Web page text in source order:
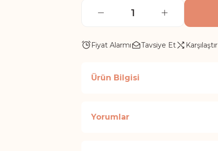
Fiyat Alarmı Tavsiye Et Karşılaştır
Ürün Bilgisi
Yorumlar